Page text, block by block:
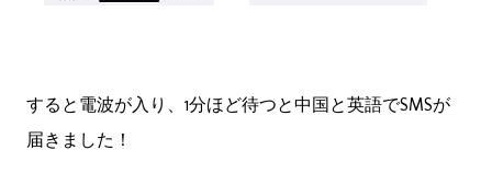
すると電波が入り、1分ほど待つと中国と英語でSMSが
届きました！